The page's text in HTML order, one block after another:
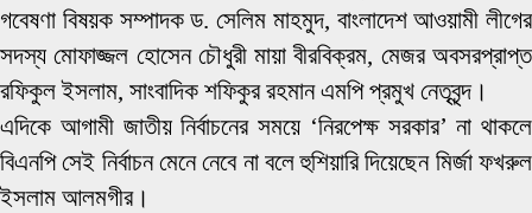
গবেষণা বিষয়ক সম্পাদক ড. সেলিম মাহমুদ, বাংলাদেশ আওয়ামী লীগের
সদস্য মোফাজ্জল হোসেন চৌধুরী মায়া বীরবিক্রম, মেজর অবসরপ্রাপ্ত
রফিকুল ইসলাম, সাংবাদিক শফিকুর রহমান এমপি প্রমুখ নেতৃবৃন্দ।
এদিকে আগামী জাতীয় নির্বাচনের সময়ে ‘নিরপেক্ষ সরকার’ না থাকলে
বিএনপি সেই নির্বাচন মেনে নেবে না বলে হুশিয়ারি দিয়েছেন মির্জা ফখরুল
ইসলাম আলমগীর।